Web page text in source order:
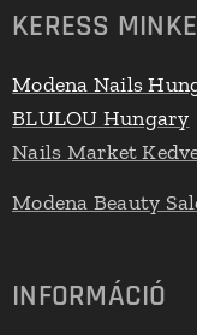
KERESS
Modena Nails
BLULOU Hungary
Nails Market
Modena Beauty
INFORMÁCIÓ